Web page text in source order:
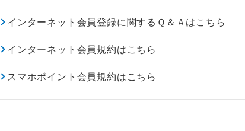
インターネット会員登録に関するＱ＆Ａはこちら
インターネット会員規約はこちら
スマホポイント会員規約はこちら